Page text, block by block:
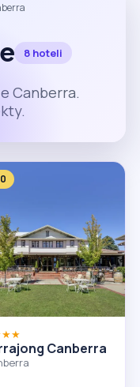
8 hoteli
Canberra.
Canberra